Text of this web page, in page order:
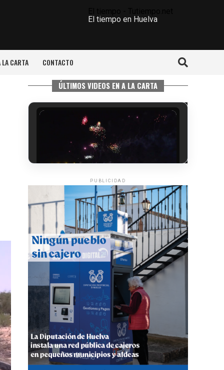
El tiempo en Huelva
LA CARTA CONTACTO
ÚLTIMOS VIDEOS EN A LA CARTA
6º DÍA DE LAS FIESTAS COLOMBINAS
2026
·Huelvatv
QUINTA CORRIDA DE LAS FIESTAS
COLOMBINAS 2026
hace 3 días· Huelvatv
PUBLICIDAD